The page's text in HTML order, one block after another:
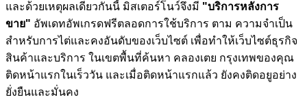
และด้วยเหตุผลเดียวกันนี้ มิสเตอร์โนว์จึงมี "บริการหลังการ
ขาย" อัพเดทอัพเกรดฟรีตลอดการใช้บริการ ตาม ความจำเป็น
สำหรับการไต่และคงอันดับของเว็บไซต์ เพื่อทำให้เว็บไซต์ธุรกิจ
สินค้าและบริการ ในเขตพื้นที่ค้นหา คลองเตย กรุงเทพของคุณ
ติดหน้าแรกในเร็ววัน และเมื่อติดหน้าแรกแล้ว ยังคงติดอยูอย่าง
ยั่งยืนและมั่นคง